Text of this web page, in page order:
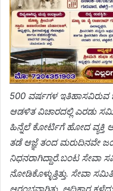
500 ವರ್ಷಗಳ ಇತಿಹಾಸವಿರುವ
ಆಡಳಿತ ವಿಚಾರದಲ್ಲಿ ಎರಡು
ಹಿನ್ನೆಲೆ ಕೋರ್ಟಿಗೆ ಹೋದ ವ್ಯಕ್ತಿ
ತಡೆ ಆಜ್ಞೆ ತಂದ ಮರುದಿನವೇ
ನಿಧನರಾಗಿದ್ದಾರೆ.ಬಂಟ ಸೇವಾ
ನೋಡಿಕೊಳ್ಳುತ್ತಿತ್ತು. ಸೇವಾ